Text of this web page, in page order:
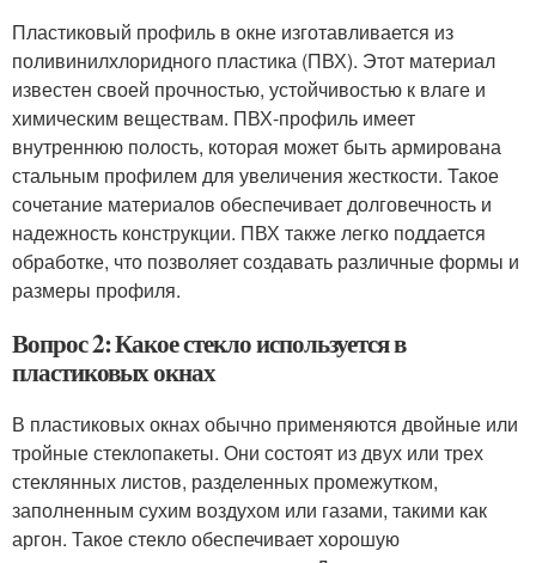
Пластиковый профиль в окне изготавливается из
поливинилхлоридного пластика (ПВХ). Этот материал
известен своей прочностью, устойчивостью к влаге и
химическим веществам. ПВХ-профиль имеет
внутреннюю полость, которая может быть армирована
стальным профилем для увеличения жесткости. Такое
сочетание материалов обеспечивает долговечность и
надежность конструкции. ПВХ также легко поддается
обработке, что позволяет создавать различные формы и
размеры профиля.
Вопрос 2: Какое стекло используется в
пластиковых окнах
В пластиковых окнах обычно применяются двойные или
тройные стеклопакеты. Они состоят из двух или трех
стеклянных листов, разделенных промежутком,
заполненным сухим воздухом или газами, такими как
аргон. Такое стекло обеспечивает хорошую